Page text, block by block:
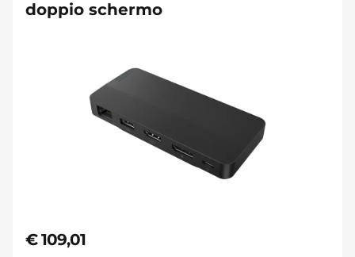
doppio schermo
€ 109,01